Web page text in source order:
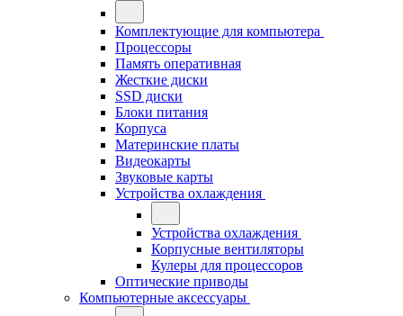
Комплектующие для компьютера
Процессоры
Память оперативная
Жесткие диски
SSD диски
Блоки питания
Корпуса
Материнские платы
Видеокарты
Звуковые карты
Устройства охлаждения
Устройства охлаждения
Корпусные вентиляторы
Кулеры для процессоров
Оптические приводы
Компьютерные аксессуары